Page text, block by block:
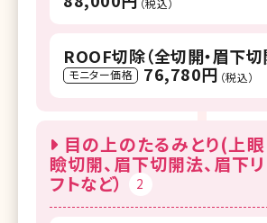
（税込）
ROOF切除（全切開・眉下切
モニター価格 76,780円 （税込）
目の上のたるみとり(上眼
瞼切開、眉下切開法、眉下リ
フトなど）
2